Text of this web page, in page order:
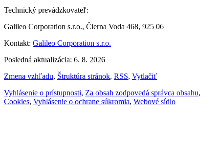
Technický prevádzkovateľ:
Galileo Corporation s.r.o., Čierna Voda 468, 925 06
Kontakt: Galileo Corporation s.r.o.
Posledná aktualizácia: 6. 8. 2026
Zmena vzhľadu, Štruktúra stránok, RSS, Vytlačiť
Vyhlásenie o prístupnosti, Za obsah zodpovedá správca obsahu,
Cookies, Vyhlásenie o ochrane súkromia, Webové sídlo